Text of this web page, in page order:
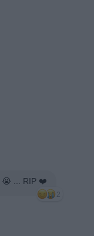
😭 ... RIP ❤️
2